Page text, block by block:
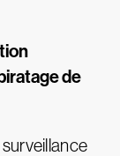
de